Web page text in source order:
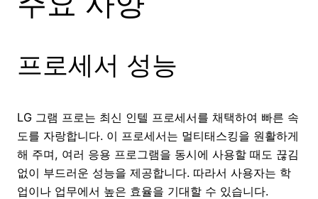
프로세서 성능
LG 그램 프로는 최신 인텔 프로세서를 채택하여 빠른 속
도를 자랑합니다. 이 프로세서는 멀티태스킹을 원활하게
해 주며, 여러 응용 프로그램을 동시에 사용할 때도 끊김
없이 부드러운 성능을 제공합니다. 따라서 사용자는 학
업이나 업무에서 높은 효율을 기대할 수 있습니다.